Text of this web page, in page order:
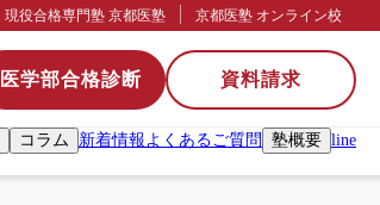
現役合格専門塾 京都医塾 京都医塾 オンライン校
コラム 新着情報よくあるご質問 塾概要 line
医学部合格診断 資料請求